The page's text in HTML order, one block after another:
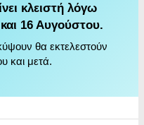
κλειστή λόγω
16 Αυγούστου.
θα εκτελεστούν
και μετά.